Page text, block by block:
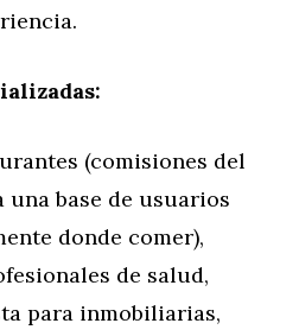
(comisiones del
una base de usuarios
donde comer),
de salud,
para inmobiliarias,